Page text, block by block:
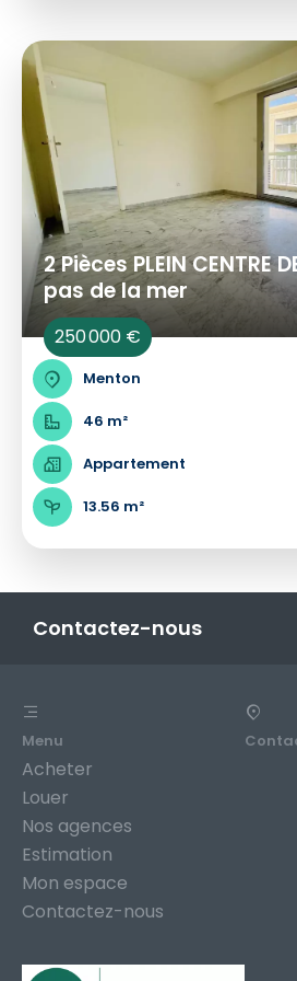
2 Pièces PLEIN CENTRE
pas de la mer
250 000 €
Menton
46 m²
Appartement
13.56 m²
Contactez-nous
Menu
Acheter
Louer
Nos agences
Estimation
Mon espace
Contactez-nous